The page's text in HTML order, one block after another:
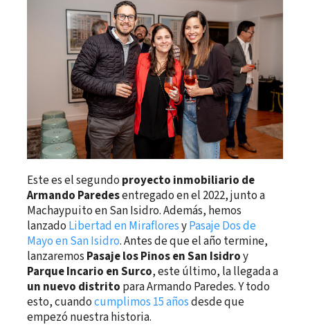
Este es el segundo proyecto inmobiliario de
Armando Paredesentregado en el 2022, junto a
Machaypuito en San Isidro. Además, hemos
lanzado Libertad en MirafloresyPasaje Dos de
Mayo en San Isidro. Antes de que el año termine,
lanzaremos Pasaje los Pinos en San Isidroy
Parque Incario en Surco, este último, la llegada a
un nuevo distrito para Armando Paredes. Y todo
esto, cuandocumplimos 15 añosdesde que
empezó nuestra historia.